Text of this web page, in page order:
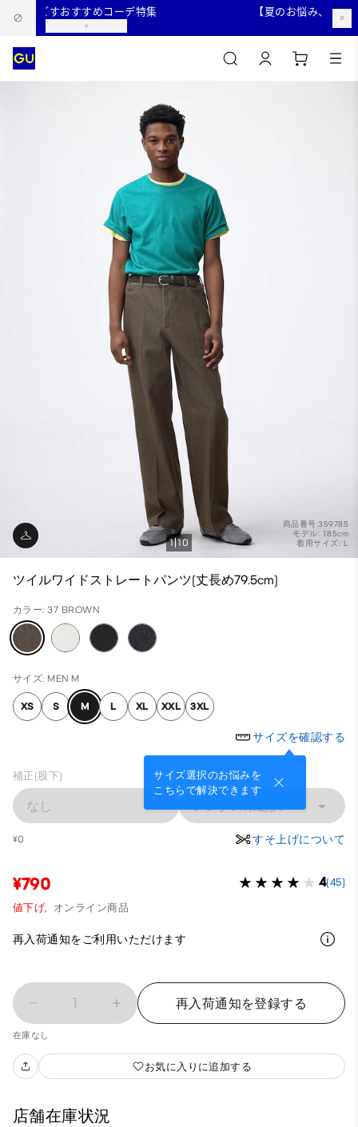
過ごすおすすめコーデ特集 【夏のお悩み、まるっ
商品番号:359785
モデル: 185cm
着用サイズ: L
1 10
ツイルワイドストレートパンツ(丈長め79.5cm)
カラー: 37 BROWN
サイズ: MEN M
XS S M L XL XXL 3XL
サイズを確認する
サイズ選択のお悩みを
こちらで解決できます
補正(股下)
なし レングス未選択
¥0 すそ上げについて
¥790 4(45)
値下げ, オンライン商品
再入荷通知をご利用いただけます
1 再入荷通知を登録する
在庫なし
お気に入りに追加する
店舗在庫状況